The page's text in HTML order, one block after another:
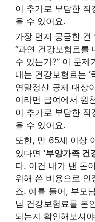
이 추가로 부담한
을 수 있어요.
가장 먼저 궁금한 건
“과연 건강보험료를
수 있는가?” 이 문
내는 건강보험료는
연말정산 공제 대상
이라면 급여에서 원
이 추가로 부담한
을 수 있어요.
또한, 만 65세 이상
있다면 ‘부양가족 건
다. 이건 내가 낸 돈
위해 쓴 비용으로 인
죠. 예를 들어, 부모
님 건강보험료를 본
되는지 확인해보셔